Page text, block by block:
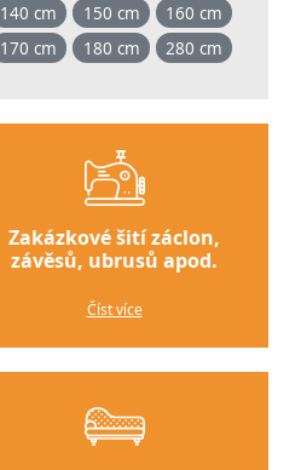
140 cm
150 cm
160 cm
170 cm
180 cm 280 cm
Zakázkové šití záclon,
závěsů, ubrusů apod.
Číst více